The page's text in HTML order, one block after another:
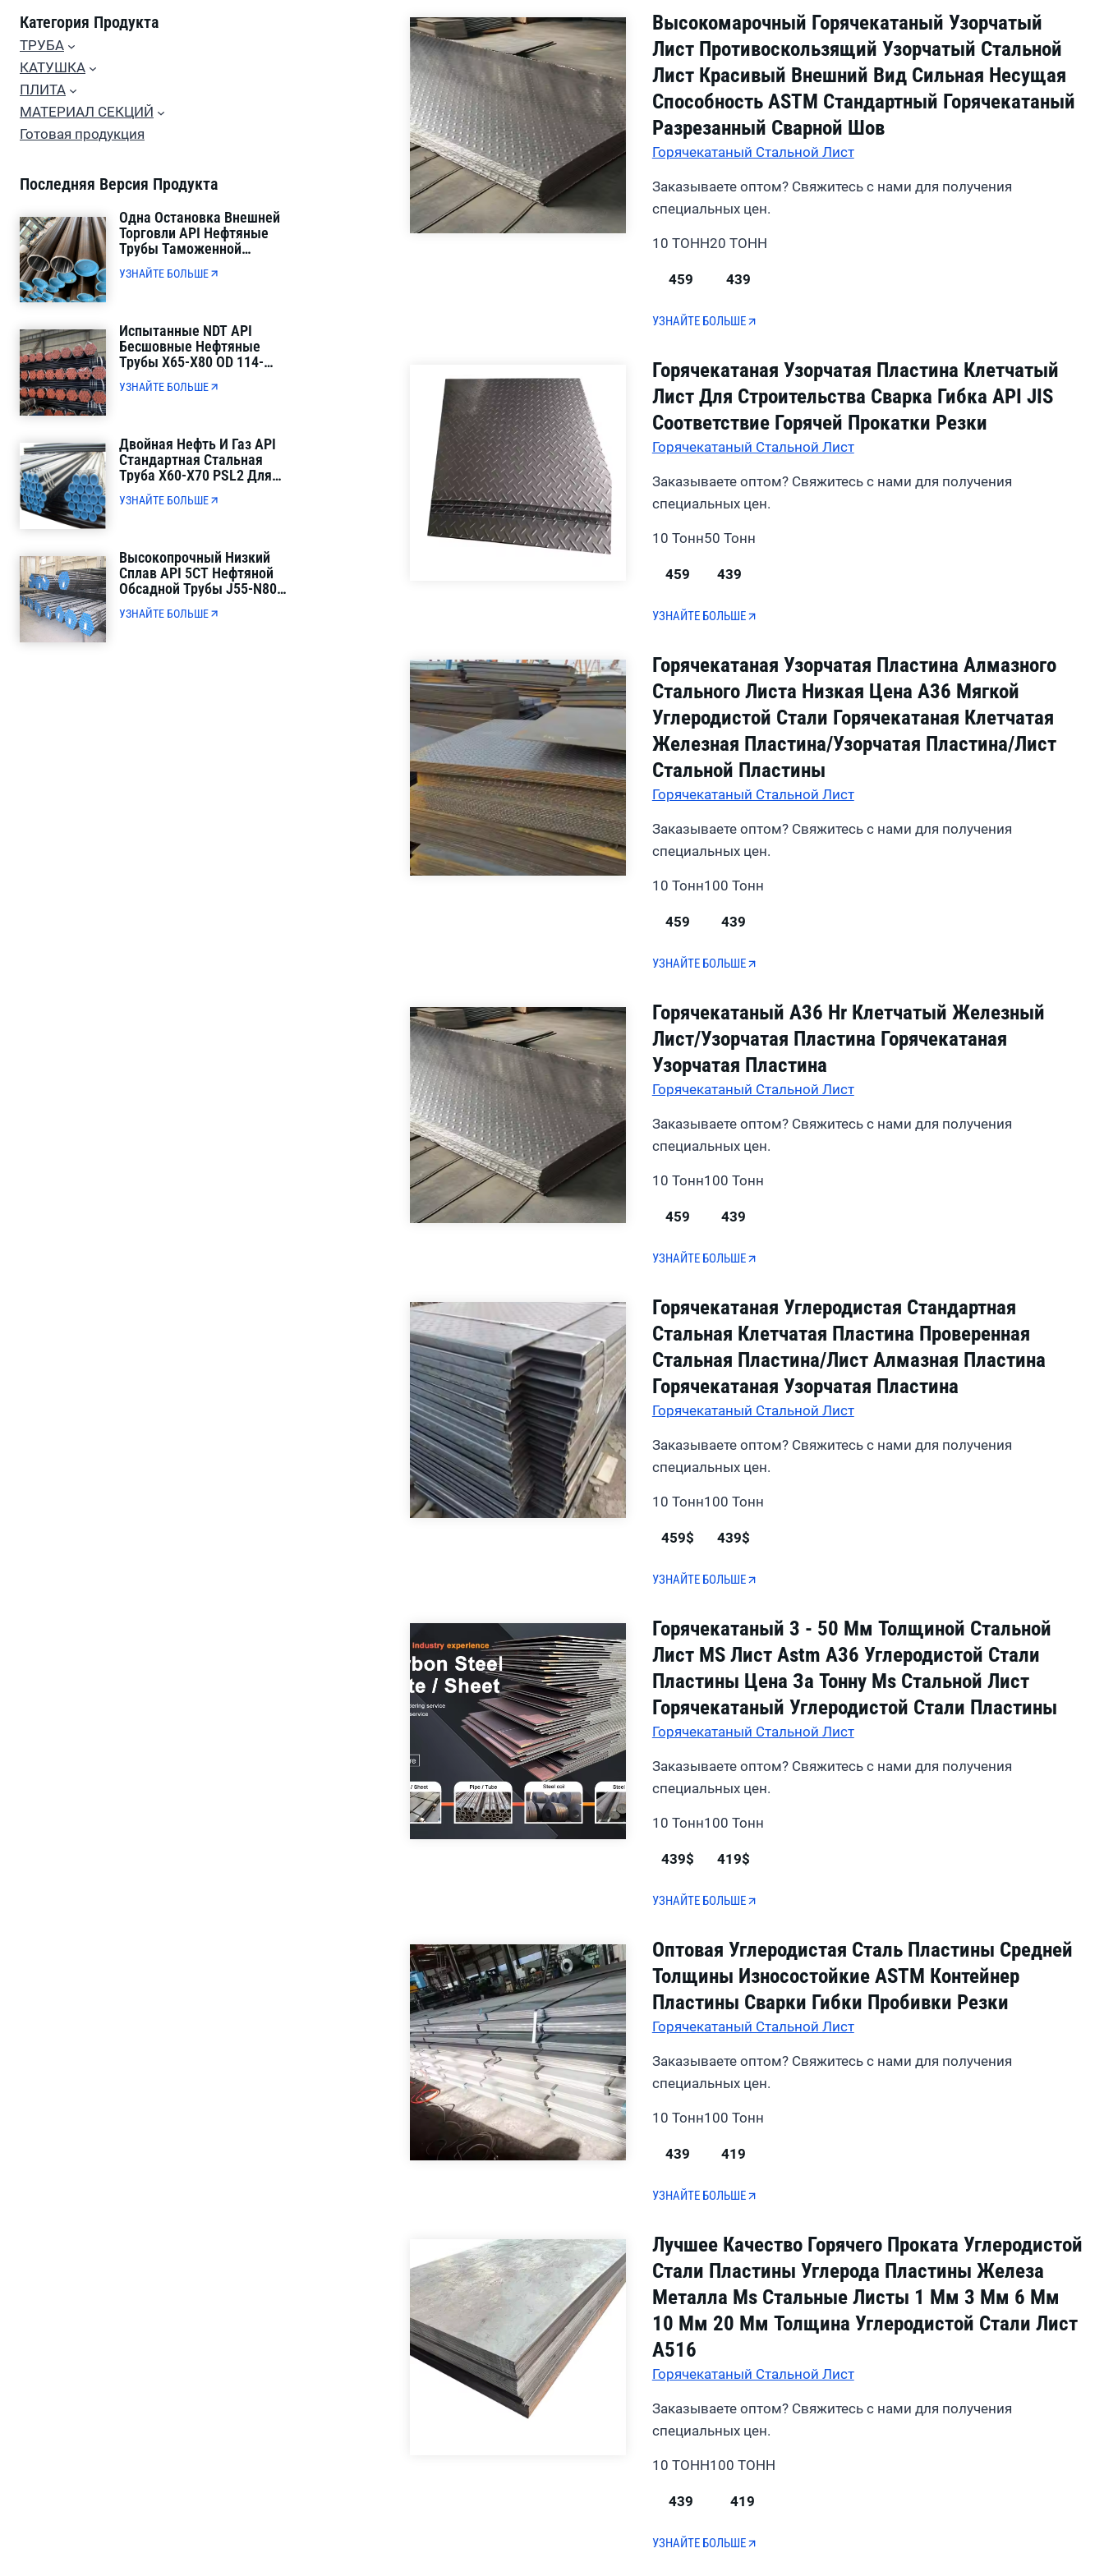
Категория Продукта
ТРУБА
КАТУШКА
ПЛИТА
МАТЕРИАЛ СЕКЦИЙ
Готовая продукция
Последняя Версия Продукта
Одна Остановка Внешней
Торговли API Нефтяные
Трубы Таможенной
Декларации И
Контейнерной Загрузки
УЗНАЙТЕ БОЛЬШЕ
Испытанные NDT API
Бесшовные Нефтяные
Трубы X65-X80 OD 114-
1220 Мм Строгий Контроль
Качества
УЗНАЙТЕ БОЛЬШЕ
Двойная Нефть И Газ API
Стандартная Стальная
Труба X60-X70 PSL2 Для
Муниципальной
Транспортировки Нефти И
УЗНАЙТЕ БОЛЬШЕ
Высокопрочный Низкий
Сплав API 5CT Нефтяной
Обсадной Трубы J55-N80
Полная Толщина Стенки
Для Бурения Нефтяных
УЗНАЙТЕ БОЛЬШЕ
Высокомарочный Горячекатаный Узорчатый
Лист Противоскользящий Узорчатый Стальной
Лист Красивый Внешний Вид Сильная Несущая
Способность ASTM Стандартный Горячекатаный
Разрезанный Сварной Шов
Горячекатаный Стальной Лист
Заказываете оптом? Свяжитесь с нами для получения
специальных цен.
10 ТОНН
459
20 ТОНН
439
УЗНАЙТЕ БОЛЬШЕ
Горячекатаная Узорчатая Пластина Клетчатый
Лист Для Строительства Сварка Гибка API JIS
Соответствие Горячей Прокатки Резки
Горячекатаный Стальной Лист
Заказываете оптом? Свяжитесь с нами для получения
специальных цен.
10 Тонн
459
50 Тонн
439
УЗНАЙТЕ БОЛЬШЕ
Горячекатаная Узорчатая Пластина Алмазного
Стального Листа Низкая Цена A36 Мягкой
Углеродистой Стали Горячекатаная Клетчатая
Железная Пластина/узорчатая Пластина/лист
Стальной Пластины
Горячекатаный Стальной Лист
Заказываете оптом? Свяжитесь с нами для получения
специальных цен.
10 Тонн
459
100 Тонн
439
УЗНАЙТЕ БОЛЬШЕ
Горячекатаный A36 Hr Клетчатый Железный
Лист/узорчатая Пластина Горячекатаная
Узорчатая Пластина
Горячекатаный Стальной Лист
Заказываете оптом? Свяжитесь с нами для получения
специальных цен.
10 Тонн
459
100 Тонн
439
УЗНАЙТЕ БОЛЬШЕ
Горячекатаная Углеродистая Стандартная
Стальная Клетчатая Пластина Проверенная
Стальная Пластина/лист Алмазная Пластина
Горячекатаная Узорчатая Пластина
Горячекатаный Стальной Лист
Заказываете оптом? Свяжитесь с нами для получения
специальных цен.
10 Тонн
459$
100 Тонн
439$
УЗНАЙТЕ БОЛЬШЕ
Горячекатаный 3 - 50 Мм Толщиной Стальной
Лист MS Лист Astm A36 Углеродистой Стали
Пластины Цена За Тонну Ms Стальной Лист
Горячекатаный Углеродистой Стали Пластины
Горячекатаный Стальной Лист
Заказываете оптом? Свяжитесь с нами для получения
специальных цен.
10 Тонн
439$
100 Тонн
419$
УЗНАЙТЕ БОЛЬШЕ
Оптовая Углеродистая Сталь Пластины Средней
Толщины Износостойкие ASTM Контейнер
Пластины Сварки Гибки Пробивки Резки
Горячекатаный Стальной Лист
Заказываете оптом? Свяжитесь с нами для получения
специальных цен.
10 Тонн
439
100 Тонн
419
УЗНАЙТЕ БОЛЬШЕ
Лучшее Качество Горячего Проката Углеродистой
Стали Пластины Углерода Пластины Железа
Металла Ms Стальные Листы 1 Мм 3 Мм 6 Мм
10 Мм 20 Мм Толщина Углеродистой Стали Лист
A516
Горячекатаный Стальной Лист
Заказываете оптом? Свяжитесь с нами для получения
специальных цен.
10 ТОНН
439
100 ТОНН
419
УЗНАЙТЕ БОЛЬШЕ